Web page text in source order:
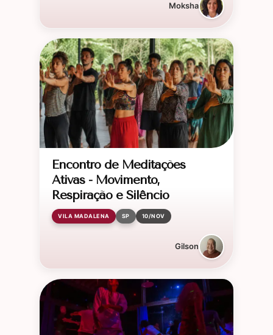
Moksha
Encontro de Meditações
Ativas - Movimento,
Respiração e Silêncio
VILA MADALENA SP 10/NOV
Gilson